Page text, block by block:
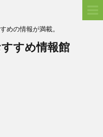
めの情報が満載。
すめ情報館